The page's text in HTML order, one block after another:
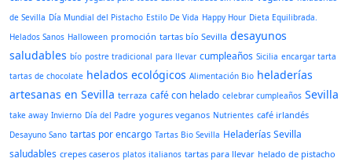
de Sevilla Día Mundial del Pistacho Estilo De Vida Happy Hour Dieta Equilibrada.
Helados Sanos Halloween promoción tartas bío Sevilla desayunos
saludables bío postre tradicional para llevar cumpleaños Sicilia encargar tarta
tartas de chocolate helados ecológicos Alimentación Bio heladerías
artesanas en Sevilla terraza café con helado celebrar cumpleaños Sevilla
take away Invierno Día del Padre yogures veganos Nutrientes café irlandés
Desayuno Sano tartas por encargo Tartas Bio Sevilla Heladerías Sevilla
saludables crepes caseros platos italianos tartas para llevar helado de pistacho